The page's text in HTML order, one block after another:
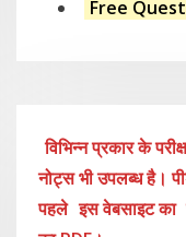
Free
विभिन्न प्रकार के
नोट्स भी उपलब्ध है।
पहले इस वेबसाइट का